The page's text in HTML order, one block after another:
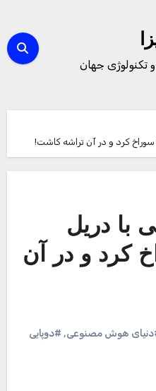
تکنولوژی جهان
کرد و در آن تراشه کاشت!
با دریل
کرد و در آن
هوش مصنوعی, #دوپایی